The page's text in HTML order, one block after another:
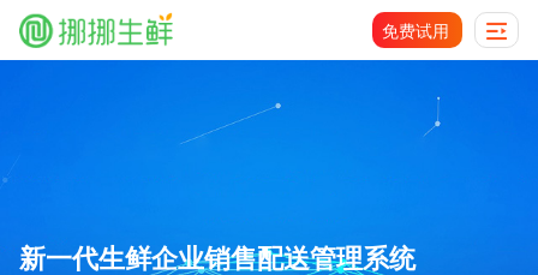
免费试用
新一代生鲜企业销售配送管理系统